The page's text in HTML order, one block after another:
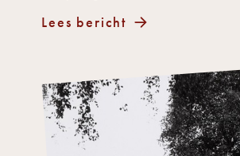
Lees bericht